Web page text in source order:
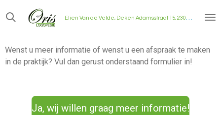
Ga
direct
de
hoofdinhoud
Wenst u meer informatie of wenst u een afspraak te maken
in de praktijk? Vul dan gerust onderstaand formulier in!
Ja, wij willen graag meer informatie!